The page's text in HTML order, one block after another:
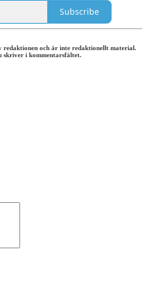
Subscribe
redaktionen och är inte redaktionellt material.
skriver i kommentarsfältet.